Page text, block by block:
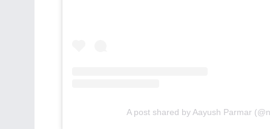
A post shared by Aayush Parmar